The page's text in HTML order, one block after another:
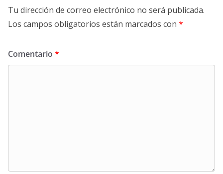
Tu dirección de correo electrónico no será publicada.
Los campos obligatorios están marcados con *
Comentario *